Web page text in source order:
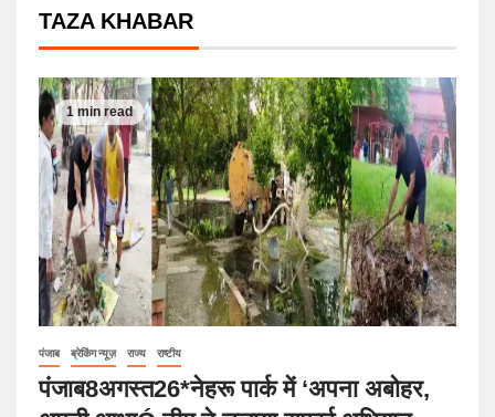
TAZA KHABAR
1 min read
पंजाब ब्रेकिंग न्यूज़ राज्य राष्टीय
पंजाब8अगस्त26*नेहरू पार्क में ‘अपना अबोहर,